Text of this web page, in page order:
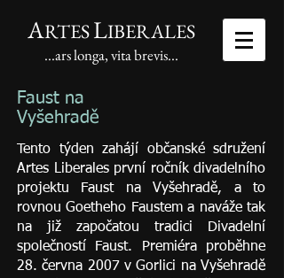
ARTESLIBERALES
...ars longa, vita brevis...
Faust na
Vyšehradě
Tento týden zahájí občanské sdružení
Artes Liberales první ročník divadelního
projektu Faust na Vyšehradě, a to
rovnou Goetheho Faustem a naváže tak
na již započatou tradici Divadelní
společností Faust. Premiéra proběhne
28. června 2007 v Gorlici na Vyšehradě